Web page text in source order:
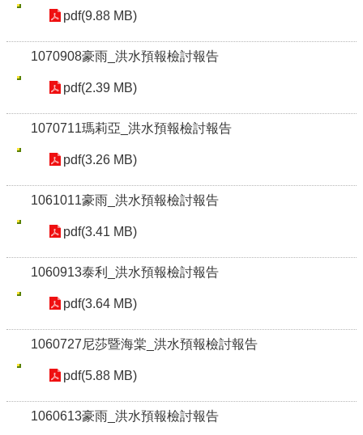
pdf(9.88 MB)
1070908豪雨_洪水預報檢討報告
pdf(2.39 MB)
1070711瑪莉亞_洪水預報檢討報告
pdf(3.26 MB)
1061011豪雨_洪水預報檢討報告
pdf(3.41 MB)
1060913泰利_洪水預報檢討報告
pdf(3.64 MB)
1060727尼莎暨海棠_洪水預報檢討報告
pdf(5.88 MB)
1060613豪雨_洪水預報檢討報告